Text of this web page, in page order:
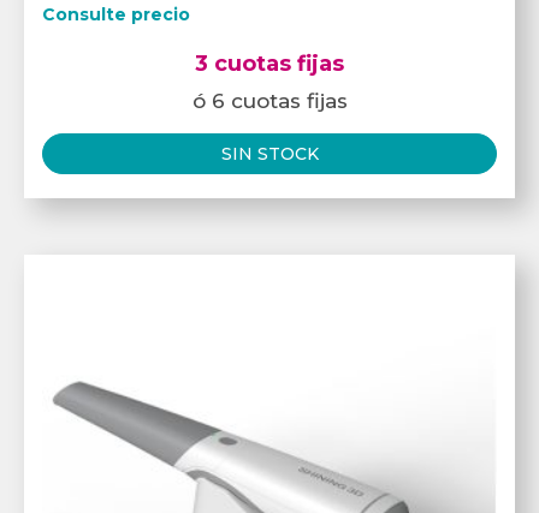
Consulte precio
3 cuotas fijas
ó 6 cuotas fijas
SIN STOCK